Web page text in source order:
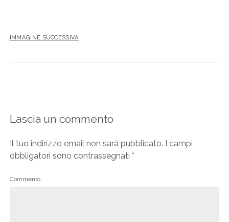
IMMAGINE SUCCESSIVA
Lascia un commento
Il tuo indirizzo email non sarà pubblicato.
I campi
obbligatori sono contrassegnati *
Commento